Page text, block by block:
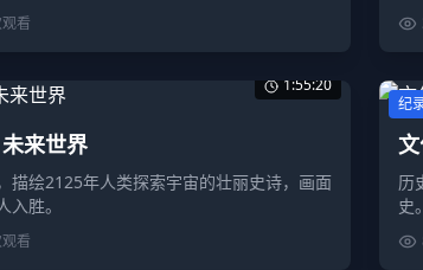
看
1:55:20
来世界
描绘2125年人类探索宇宙的壮丽史诗，画面
胜。
看
纪
历
史。